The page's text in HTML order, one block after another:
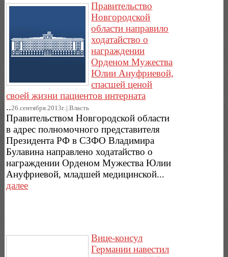
Правительство
Новгородской
области направило
ходатайство о
награждении
Орденом Мужества
Юлии Ануфриевой,
спасшей ценой
своей жизни пациентов интерната
..26.сентября.2013г..|.Власть
Правительством Новгородской области
в адрес полномочного представителя
Президента РФ в СЗФО Владимира
Булавина направлено ходатайство о
награждении Орденом Мужества Юлии
Ануфриевой, младшей медицинской...
далее
Вице-консул
Германии навестил